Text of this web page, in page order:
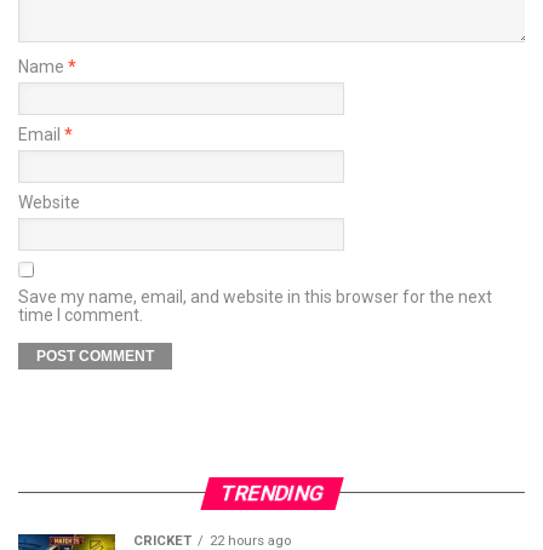
Name *
Email *
Website
Save my name, email, and website in this browser for the next
time I comment.
TRENDING
CRICKET 22 hours ago